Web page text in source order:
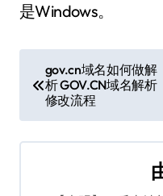
是Windows。
章
导
gov.cn域名如何做解
析 GOV.CN域名解析
修改流程